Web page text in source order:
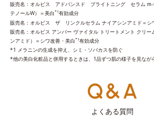
販売名：オルビス アドバンスド ブライトニング セラム m‐
テノールW）＝美白*1有効成分
販売名：オルビス ザ リンクルセラム ナイアシンアミド＝シ
販売名：オルビス アンバー ヴァイタル トリートメント クリー
ンアミド）＝シワ改善・美白*1有効成分
*1 メラニンの生成を抑え、シミ・ソバカスを防ぐ
*他の美白化粧品と併用するときは、1品ずつ肌の様子を見なが
よくある質問